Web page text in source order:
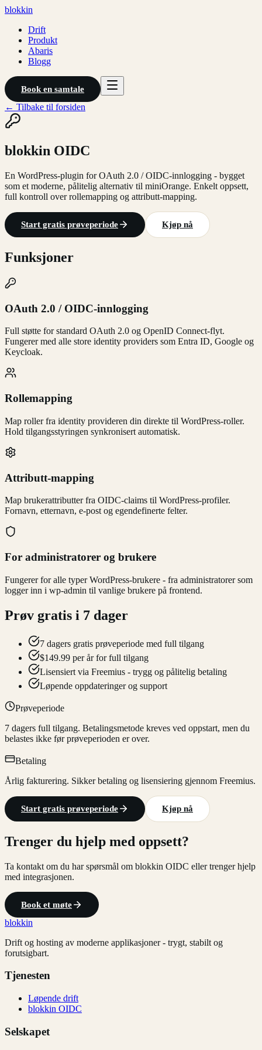
blokkin
Drift
Produkt
Abaris
Blogg
Book en samtale
← Tilbake til forsiden
blokkin OIDC
En WordPress-plugin for OAuth 2.0 / OIDC-innlogging - bygget
som et moderne, pålitelig alternativ til miniOrange. Enkelt oppsett,
full kontroll over rollemapping og attributt-mapping.
Start gratis prøveperiode Kjøp nå
Funksjoner
OAuth 2.0 / OIDC-innlogging
Full støtte for standard OAuth 2.0 og OpenID Connect-flyt.
Fungerer med alle store identity providers som Entra ID, Google og
Keycloak.
Rollemapping
Map roller fra identity provideren din direkte til WordPress-roller.
Hold tilgangsstyringen synkronisert automatisk.
Attributt-mapping
Map brukerattributter fra OIDC-claims til WordPress-profiler.
Fornavn, etternavn, e-post og egendefinerte felter.
For administratorer og brukere
Fungerer for alle typer WordPress-brukere - fra administratorer som
logger inn i wp-admin til vanlige brukere på frontend.
Prøv gratis i 7 dager
7 dagers gratis prøveperiode med full tilgang
$149.99 per år for full tilgang
Lisensiert via Freemius - trygg og pålitelig betaling
Løpende oppdateringer og support
Prøveperiode
7 dagers full tilgang. Betalingsmetode kreves ved oppstart, men du
belastes ikke før prøveperioden er over.
Betaling
Årlig fakturering. Sikker betaling og lisensiering gjennom Freemius.
Start gratis prøveperiode Kjøp nå
Trenger du hjelp med oppsett?
Ta kontakt om du har spørsmål om blokkin OIDC eller trenger hjelp
med integrasjonen.
Book et møte
blokkin
Drift og hosting av moderne applikasjoner - trygt, stabilt og
forutsigbart.
Tjenesten
Løpende drift
blokkin OIDC
Selskapet